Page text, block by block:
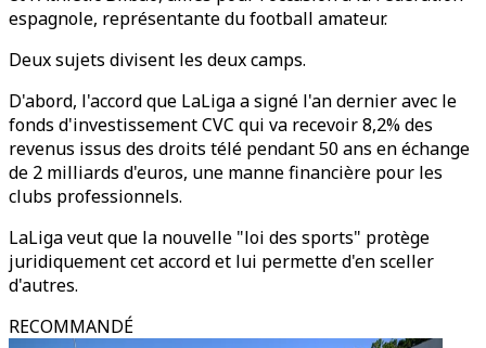
espagnole, représentante du football amateur.
Deux sujets divisent les deux camps.
D'abord, l'accord que LaLiga a signé l'an dernier avec le
fonds d'investissement CVC qui va recevoir 8,2% des
revenus issus des droits télé pendant 50 ans en échange
de 2 milliards d'euros, une manne financière pour les
clubs professionnels.
LaLiga veut que la nouvelle "loi des sports" protège
juridiquement cet accord et lui permette d'en sceller
d'autres.
RECOMMANDÉ